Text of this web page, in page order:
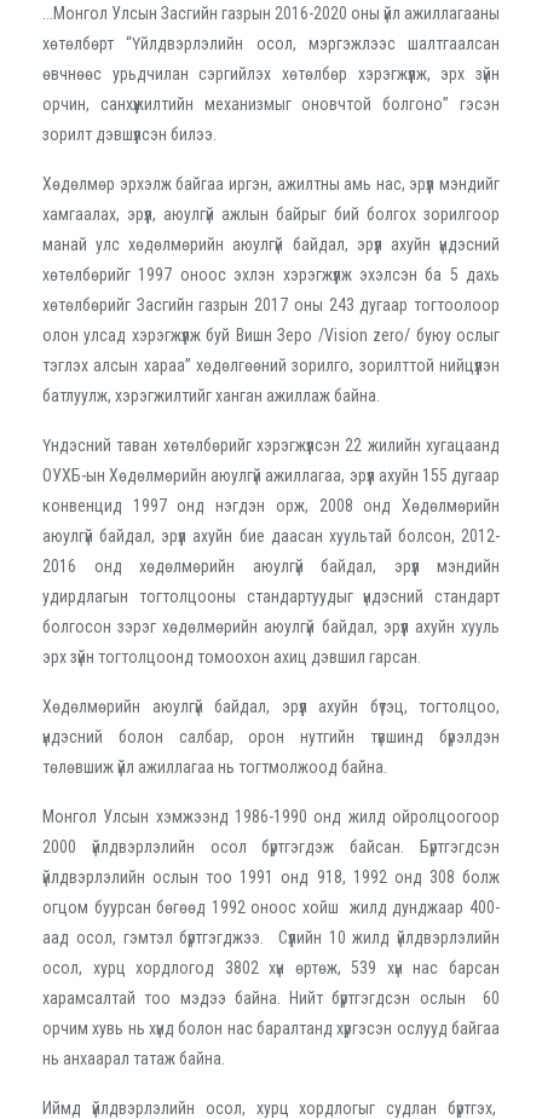
...Монгол Улсын Засгийн газрын 2016-2020 оны үйл ажиллагааны
хөтөлбөрт “Үйлдвэрлэлийн осол, мэргэжлээс шалтгаалсан
өвчнөөс урьдчилан сэргийлэх хөтөлбөр хэрэгжүүлж, эрх зүйн
орчин, санхүүжилтийн механизмыг оновчтой болгоно” гэсэн
зорилт дэвшүүлсэн билээ.
Хөдөлмөр эрхэлж байгаа иргэн, ажилтны амь нас, эрүүл мэндийг
хамгаалах, эрүүл, аюулгүй ажлын байрыг бий болгох зорилгоор
манай улс хөдөлмөрийн аюулгүй байдал, эрүүл ахуйн үндэсний
хөтөлбөрийг 1997 оноос эхлэн хэрэгжүүлж эхэлсэн ба 5 дахь
хөтөлбөрийг Засгийн газрын 2017 оны 243 дугаар тогтоолоор
олон улсад хэрэгжүүлж буй Вишн Зеро /Vision zero/ буюу ослыг
тэглэх алсын хараа” хөдөлгөөний зорилго, зорилттой нийцүүлэн
батлуулж, хэрэгжилтийг ханган ажиллаж байна.
Үндэсний таван хөтөлбөрийг хэрэгжүүлсэн 22 жилийн хугацаанд
ОУХБ-ын Хөдөлмөрийн аюулгүй ажиллагаа, эрүүл ахуйн 155 дугаар
конвенцид 1997 онд нэгдэн орж, 2008 онд Хөдөлмөрийн
аюулгүй байдал, эрүүл ахуйн бие даасан хуультай болсон, 2012-
2016 онд хөдөлмөрийн аюулгүй байдал, эрүүл мэндийн
удирдлагын тогтолцооны стандартуудыг үндэсний стандарт
болгосон зэрэг хөдөлмөрийн аюулгүй байдал, эрүүл ахуйн хууль
эрх зүйн тогтолцоонд томоохон ахиц дэвшил гарсан.
Хөдөлмөрийн аюулгүй байдал, эрүүл ахуйн бүтэц, тогтолцоо,
үндэсний болон салбар, орон нутгийн түвшинд бүрэлдэн
төлөвшиж үйл ажиллагаа нь тогтмолжоод байна.
Монгол Улсын хэмжээнд 1986-1990 онд жилд ойролцоогоор
2000 үйлдвэрлэлийн осол бүртгэгдэж байсан. Бүртгэгдсэн
үйлдвэрлэлийн ослын тоо 1991 онд 918, 1992 онд 308 болж
огцом буурсан бөгөөд 1992 оноос хойш жилд дунджаар 400-
аад осол, гэмтэл бүртгэгджээ. Сүүлийн 10 жилд үйлдвэрлэлийн
осол, хурц хордлогод 3802 хүн өртөж, 539 хүн нас барсан
харамсалтай тоо мэдээ байна. Нийт бүртгэгдсэн ослын 60
орчим хувь нь хүнд болон нас баралтанд хүргэсэн ослууд байгаа
нь анхаарал татаж байна.
Иймд үйлдвэрлэлийн осол, хурц хордлогыг судлан бүртгэх,